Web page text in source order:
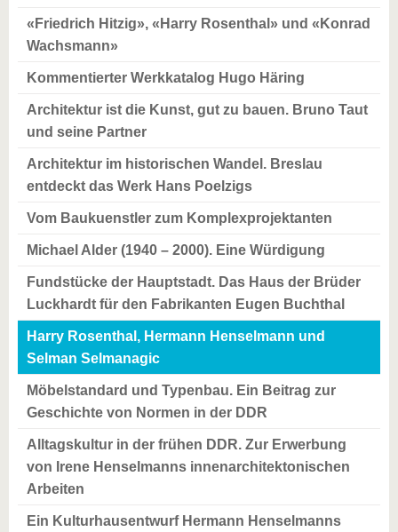
«Friedrich Hitzig», «Harry Rosenthal» und «Konrad
Wachsmann»
Kommentierter Werkkatalog Hugo Häring
Architektur ist die Kunst, gut zu bauen. Bruno Taut
und seine Partner
Architektur im historischen Wandel. Breslau
entdeckt das Werk Hans Poelzigs
Vom Baukuenstler zum Komplexprojektanten
Michael Alder (1940 – 2000). Eine Würdigung
Fundstücke der Hauptstadt. Das Haus der Brüder
Luckhardt für den Fabrikanten Eugen Buchthal
Harry Rosenthal, Hermann Henselmann und
Selman Selmanagic
Möbelstandard und Typenbau. Ein Beitrag zur
Geschichte von Normen in der DDR
Alltagskultur in der frühen DDR. Zur Erwerbung
von Irene Henselmanns innenarchitektonischen
Arbeiten
Ein Kulturhausentwurf Hermann Henselmanns